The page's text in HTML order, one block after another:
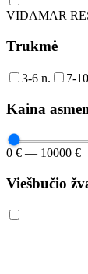
VIDAMAR
Trukmė
3-6 n. 7-
Kaina
0 € — 10000 €
Viešbučio